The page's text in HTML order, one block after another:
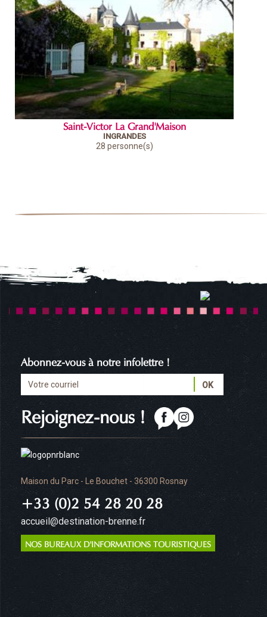
Saint-Victor La Grand'Maison
INGRANDES
28 personne(s)
Maison du Parc - Le Bouchet - 36300 Rosnay
+33 (0)2 54 28 20 28
accueil@destination-brenne.fr
NOS BUREAUX D'INFORMATIONS TOURISTIQUES
Rejoignez-nous !
Abonnez-vous à notre infolettre !